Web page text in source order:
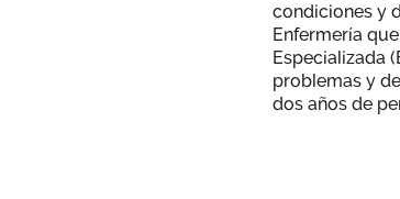
condiciones y
Enfermería
Especializada
problemas y
dos años de